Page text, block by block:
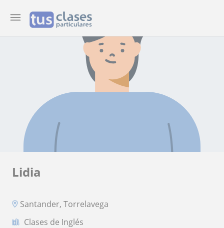
Lidia
Santander, Torrelavega
Clases de Inglés